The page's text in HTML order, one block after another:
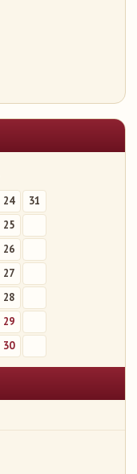
24
31
25
26
27
28
29
30